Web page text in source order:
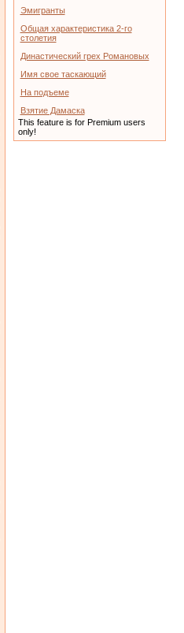
Эмигранты
Общая характеристика 2-го
столетия
Династический грех Романовых
Имя свое таскающий
На подъеме
Взятие Дамаска
This feature is for Premium users
only!